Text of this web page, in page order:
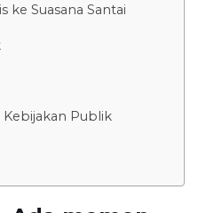
ke Suasana Santai
Publik